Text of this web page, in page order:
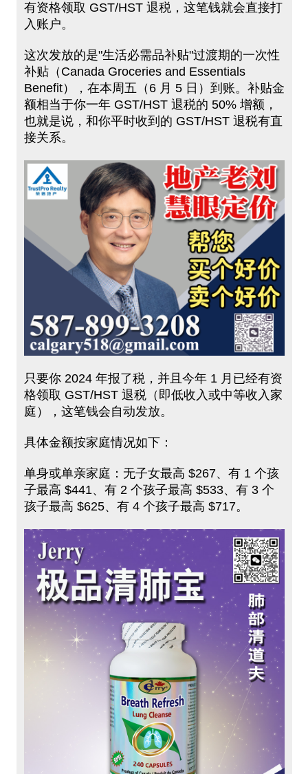
有资格领取 GST/HST 退税，这笔钱就会直接打
入账户。
这次发放的是"生活必需品补贴"过渡期的一次性
补贴（Canada Groceries and Essentials
Benefit），在本周五（6 月 5 日）到账。补贴金
额相当于你一年 GST/HST 退税的 50% 增额，
也就是说，和你平时收到的 GST/HST 退税有直
接关系。
只要你 2024 年报了税，并且今年 1 月已经有资
格领取 GST/HST 退税（即低收入或中等收入家
庭），这笔钱会自动发放。
具体金额按家庭情况如下：
单身或单亲家庭：无子女最高 $267、有 1 个孩
子最高 $441、有 2 个孩子最高 $533、有 3 个
孩子最高 $625、有 4 个孩子最高 $717。